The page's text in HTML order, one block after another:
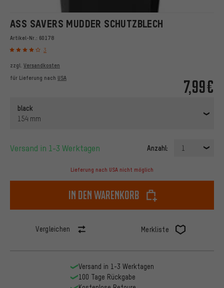
ASS SAVERS MUDDER SCHUTZBLECH
Artikel-Nr.: 60178
3
7,99€
zzgl. Versandkosten
für Lieferung nach USA
black
154 mm
Versand in 1-3 Werktagen Anzahl: 1
Lieferung nach USA nicht möglich
In den Warenkorb
Vergleichen Merkliste
Versand in 1-3 Werktagen
100 Tage Rückgabe